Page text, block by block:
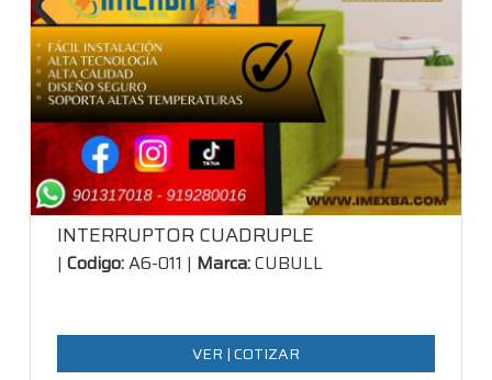
INTERRUPTOR CUADRUPLE
| Codigo:A6-011 | Marca:CUBULL